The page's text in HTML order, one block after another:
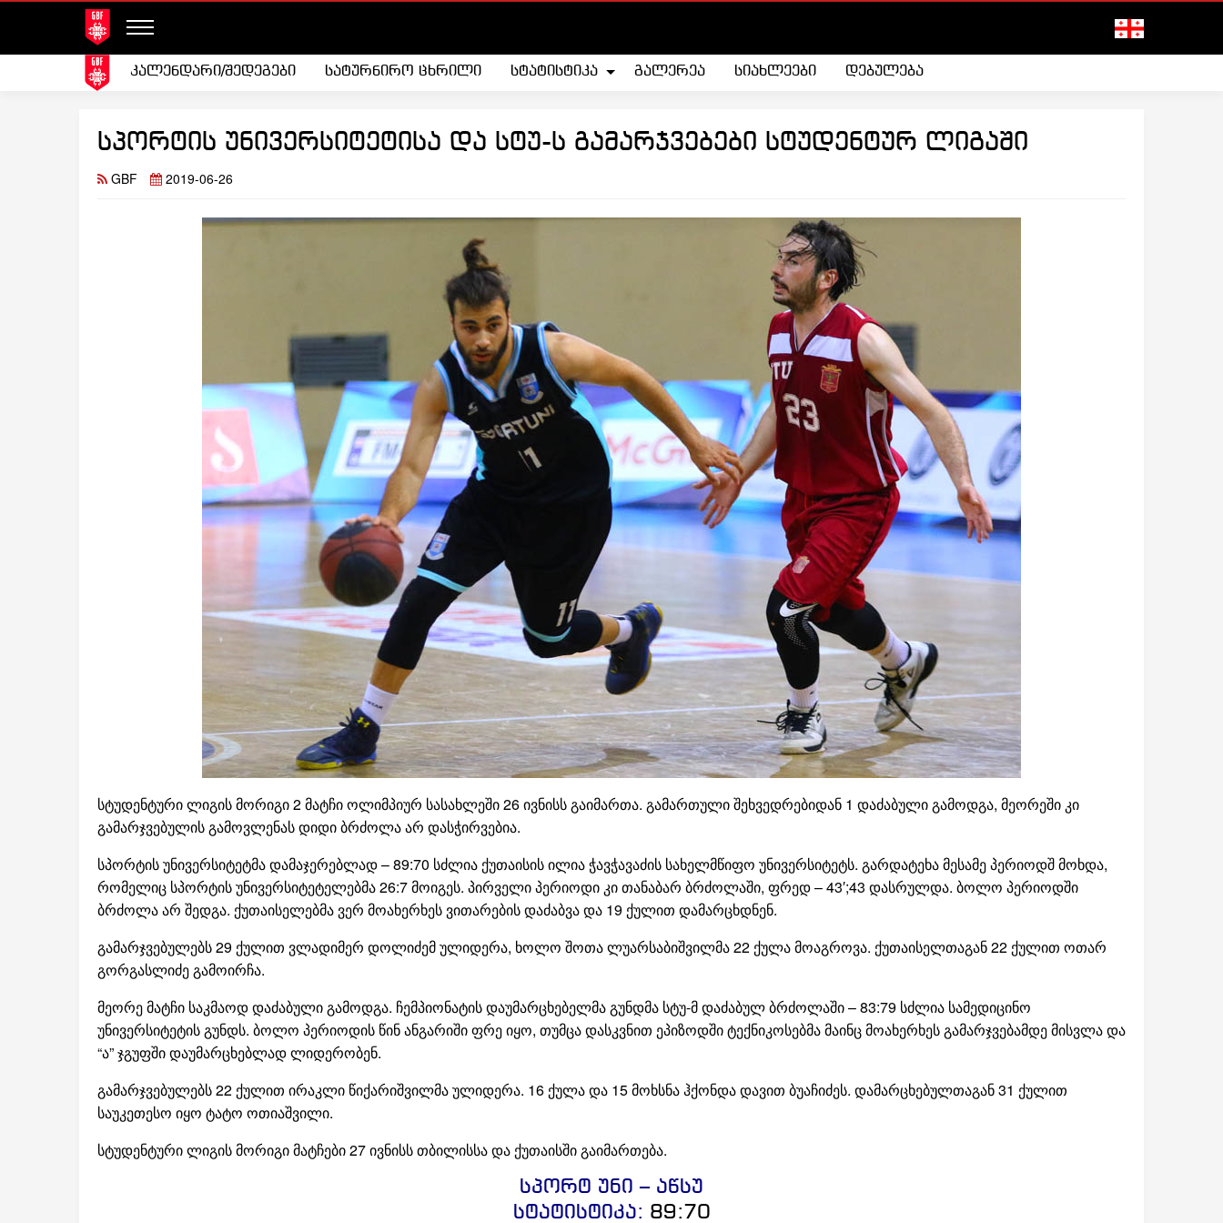
კალენდარი/შედეგები სატურნირო ცხრილი სტატისტიკა გალერეა სიახლეები დებულება
სპორტის უნივერსიტეტისა და სტუ-ს გამარჯვებები სტუდენტურ ლიგაში
GBF 2019-06-26
სტუდენტური ლიგის მორიგი 2 მატჩი ოლიმპიურ სასახლეში 26 ივნისს გაიმართა. გამართული შეხვედრებიდან 1 დაძაბული გამოდგა, მეორეში კი
გამარჯვებულის გამოვლენას დიდი ბრძოლა არ დასჭირვებია.
სპორტის უნივერსიტეტმა დამაჯერებლად – 89:70 სძლია ქუთაისის ილია ჭავჭავაძის სახელმწიფო უნივერსიტეტს. გარდატეხა მესამე პერიოდშ მოხდა,
რომელიც სპორტის უნივერსიტეტელებმა 26:7 მოიგეს. პირველი პერიოდი კი თანაბარ ბრძოლაში, ფრედ – 43′;43 დასრულდა. ბოლო პერიოდში
ბრძოლა არ შედგა. ქუთაისელებმა ვერ მოახერხეს ვითარების დაძაბვა და 19 ქულით დამარცხდნენ.
გამარჯვებულებს 29 ქულით ვლადიმერ დოლიძემ ულიდერა, ხოლო შოთა ლუარსაბიშვილმა 22 ქულა მოაგროვა. ქუთაისელთაგან 22 ქულით ოთარ
გორგასლიძე გამოირჩა.
მეორე მატჩი საკმაოდ დაძაბული გამოდგა. ჩემპიონატის დაუმარცხებელმა გუნდმა სტუ-მ დაძაბულ ბრძოლაში – 83:79 სძლია სამედიცინო
უნივერსიტეტის გუნდს. ბოლო პერიოდის წინ ანგარიში ფრე იყო, თუმცა დასკვნით ეპიზოდში ტექნიკოსებმა მაინც მოახერხეს გამარჯვებამდე მისვლა და
“ა” ჯგუფში დაუმარცხებლად ლიდერობენ.
გამარჯვებულებს 22 ქულით ირაკლი წიქარიშვილმა ულიდერა. 16 ქულა და 15 მოხსნა ჰქონდა დავით ბუაჩიძეს. დამარცხებულთაგან 31 ქულით
საუკეთესო იყო ტატო ოთიაშვილი.
სტუდენტური ლიგის მორიგი მატჩები 27 ივნისს თბილისსა და ქუთაისში გაიმართება.
სპორტ უნი – აწსუ
სტატისტიკა: 89:70